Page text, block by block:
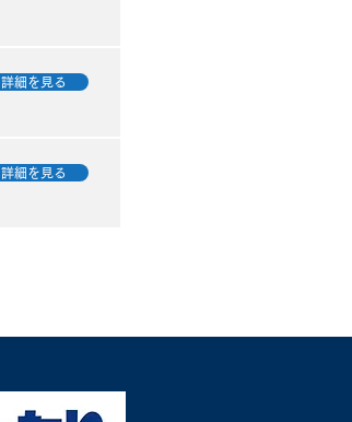
詳細を見る
詳細を見る